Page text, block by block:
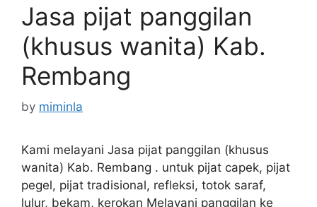
Jasa pijat panggilan
(khusus wanita) Kab.
Rembang
by miminla
Kami melayani Jasa pijat panggilan (khusus
wanita) Kab. Rembang . untuk pijat capek, pijat
pegel, pijat tradisional, refleksi, totok saraf,
lulur, bekam, kerokan Melayani panggilan ke